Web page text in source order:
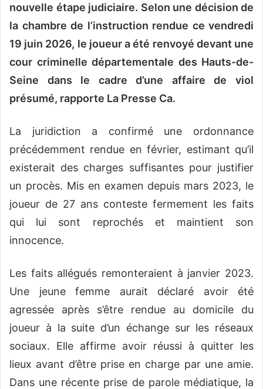
nouvelle étape judiciaire. Selon une décision de
la chambre de l’instruction rendue ce vendredi
19 juin 2026, le joueur a été renvoyé devant une
cour criminelle départementale des Hauts-de-
Seine dans le cadre d’une affaire de viol
présumé, rapporte La Presse Ca.
La juridiction a confirmé une ordonnance
précédemment rendue en février, estimant qu’il
existerait des charges suffisantes pour justifier
un procès. Mis en examen depuis mars 2023, le
joueur de 27 ans conteste fermement les faits
qui lui sont reprochés et maintient son
innocence.
Les faits allégués remonteraient à janvier 2023.
Une jeune femme aurait déclaré avoir été
agressée après s’être rendue au domicile du
joueur à la suite d’un échange sur les réseaux
sociaux. Elle affirme avoir réussi à quitter les
lieux avant d’être prise en charge par une amie.
Dans une récente prise de parole médiatique, la